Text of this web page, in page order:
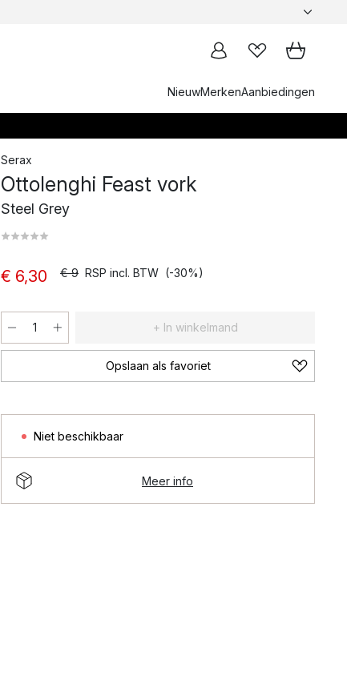
NieuwMerkenAanbiedingen
Serax
Ottolenghi Feast vork
Steel Grey
€ 6,30 € 9 RSP incl. BTW (-30%)
+ In winkelmand
Opslaan als favoriet
Niet beschikbaar
Meer info